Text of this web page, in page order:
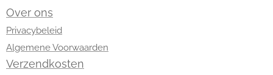
Over ons
Privacybeleid
Algemene Voorwaarden
Verzendkosten